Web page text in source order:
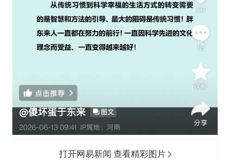
打开网易新闻 查看精彩图片